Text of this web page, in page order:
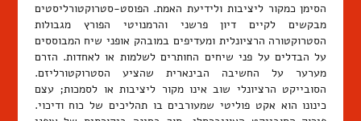
הסימן כמקור ליציבות ולידיעת האמת. הפוסט-סטרוקטורליסטים
מבקשים לקיים דיון פרשני והרמנויטי הפורץ מגבולות
הסטרוקטורה הרציונלית ומעדיפים במובהק אופני שיח המבוססים
על הבדלים על פני שיחים החותרים לשלמות או לאחדות. הזרם
מערער על החשיבה הבינארית שהציע הסטרוקטורליזם.
הסובייקט הרציונלי שוב אינו מקור ליציבות או לסמכות; עצם
כינונו הוא אקט פוליטי שמעורבים בו תהליכים של כוח ודיכוי.